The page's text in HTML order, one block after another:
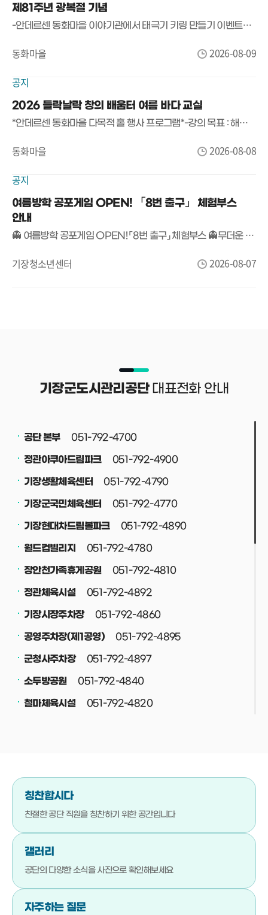
제81주년 광복절 기념
-안데르센 동화마을 이야기관에서 태극기 키링 만들기 이벤트를 합니다.-8월 15일 이용 예약자 어린이대상으로 배부합니다.-많은 관심 바랍니다.
동화마을 2026-08-09
공지
2026 들락날락 창의 배움터 여름 바다 교실
*안데르센 동화마을 다목적 홀 행사 프로그램*-강의 목표 : 해양 테마 기반으로 부력.신재생에너지.유체입 등 해양과학 원리를 직접 체험하며 탐구력과 창의적 문제해결력 함양
동화마을 2026-08-08
공지
여름방학 공포게임 OPEN! 「8번 출구」 체험부스
안내
👻 여름방학 공포게임 OPEN! 「8번 출구」 체험부스 👻무더운 여름, 등골이 오싹해지는 공포게임에 도전해 보세요!기장청소년센터에서 여름방학 특별 프로그램으로 화제의 공포게임 「8번 출구」 체험부스를 운영합니다.🚪 게임명▶ 「8번 출구」📅 운영기간2026. 8. 7.(금) ~ 8. 8.(토)13:00 ~ 18:00📍 장소기장청소년센터 만남의 장🎮 참가대상기장청소년센터 이용자 누구나🍪 참가혜택참여자 전원 간식 증정!(※ 간식 소진 시 조기 마감)👀 이런 분들께 추천합니다!✔ 공포게임을 좋아하는 사람✔ 친구와 함께 여름방학 추억을 만들고 싶은 사람✔ 「8번 출구」를 직접 플레이해 보고 싶은 사람혼자 도전해도 좋고,친구들과 함께 더욱 짜릿한 시간을 즐겨보세요!📢 참가비 무료!별도 신청 없이 운영시간 내 방문하면 누구나 참여 가능합니다.#기장청소년센터 #여름방학 #슈퍼플레이 #공포게임 #8번출구 #게임체험 #무료체험 #청소년활동 #기장놀거리 #여름방학추천
기장청소년센터 2026-08-07
기장군도시관리공단 대표전화 안내
공단 본부
051-792-4700
정관아쿠아드림파크
051-792-4900
기장생활체육센터
051-792-4790
기장군국민체육센터
051-792-4770
기장현대차드림볼파크
051-792-4890
월드컵빌리지
051-792-4780
장안천가족휴게공원
051-792-4810
정관체육시설
051-792-4892
기장시장주차장
051-792-4860
공영주차장(제1공영)
051-792-4895
군청사주차장
051-792-4897
소두방공원
051-792-4840
철마체육시설
051-792-4820
버스(택시)승강장
기장군청소년수련관
051-792-4710
기장문화예절학교
051-792-4720
청소년상담복지센터
기장청소년센터
칭찬합시다
친절한 공단 직원을칭찬하기 위한 공간입니다
갤러리
공단의 다양한 소식을사진으로 확인해보세요
자주하는 질문